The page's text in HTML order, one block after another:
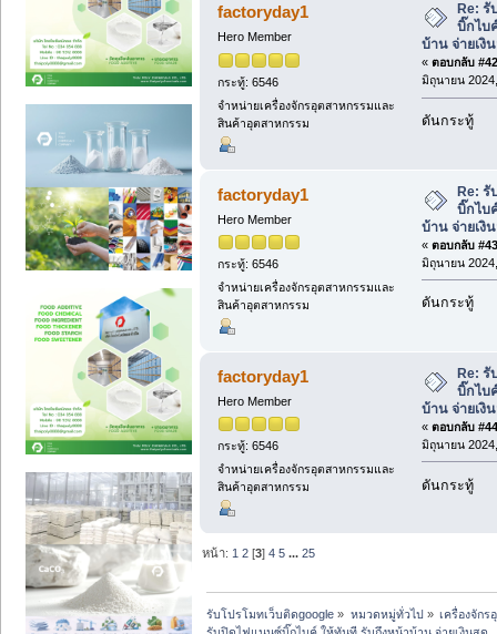
factoryday1
Hero Member
กระทู้: 6546
จำหน่ายเครื่องจักรอุตสาหกรรมและ
สินค้าอุตสาหกรรม
Re:
บิ๊กไบ
บ้าน จ่ายเงิ
« ตอบกลับ
มิถุนายน
ดันกระทู้
factoryday1
Hero Member
กระทู้: 6546
จำหน่ายเครื่องจักรอุตสาหกรรมและ
สินค้าอุตสาหกรรม
Re: รั
บิ๊กไบ
บ้าน จ่ายเงิ
« ตอบกลับ
มิถุนายน
ดันกระทู้
factoryday1
Hero Member
กระทู้: 6546
จำหน่ายเครื่องจักรอุตสาหกรรมและ
สินค้าอุตสาหกรรม
Re: รั
บิ๊กไบ
บ้าน จ่ายเงิ
« ตอบกลับ
มิถุนายน
ดันกระทู้
หน้า: 1 2 [3]4 5 ...25
รับโปรโมทเว็บติดgoogle » หมวดหมู่ทั่วไป» เครื่องจัก